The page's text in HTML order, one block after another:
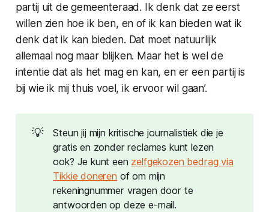
partij uit de gemeenteraad. Ik denk dat ze eerst
willen zien hoe ik ben, en of ik kan bieden wat ik
denk dat ik kan bieden. Dat moet natuurlijk
allemaal nog maar blijken. Maar het is wel de
intentie dat als het mag en kan, en er een partij is
bij wie ik mij thuis voel, ik ervoor wil gaan’.
💡
Steun jij mijn kritische journalistiek die je
gratis en zonder reclames kunt lezen
ook? Je kunt een zelfgekozen bedrag via
Tikkie doneren of om mijn
rekeningnummer vragen door te
antwoorden op deze e-mail.